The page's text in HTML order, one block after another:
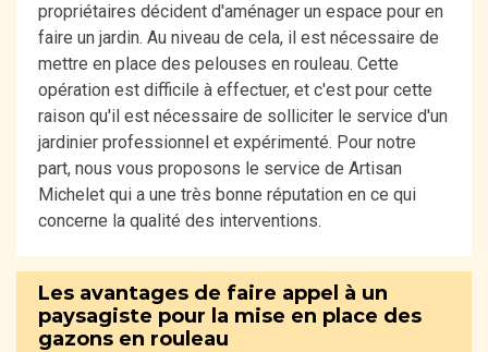
propriétaires décident d'aménager un espace pour en
faire un jardin. Au niveau de cela, il est nécessaire de
mettre en place des pelouses en rouleau. Cette
opération est difficile à effectuer, et c'est pour cette
raison qu'il est nécessaire de solliciter le service d'un
jardinier professionnel et expérimenté. Pour notre
part, nous vous proposons le service de Artisan
Michelet qui a une très bonne réputation en ce qui
concerne la qualité des interventions.
Les avantages de faire appel à un
paysagiste pour la mise en place des
gazons en rouleau